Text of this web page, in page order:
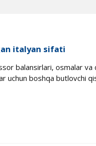
italyan sifati
balansirlari, osmalar va
uchun boshqa butlovchi